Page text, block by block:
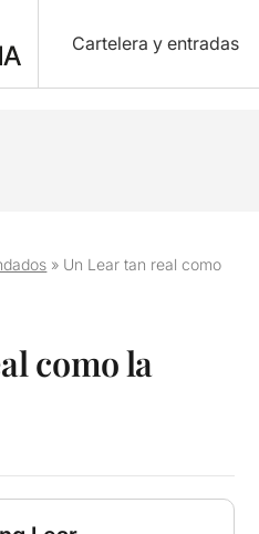
Cartelera y entradas
» Un Lear tan real como
como la